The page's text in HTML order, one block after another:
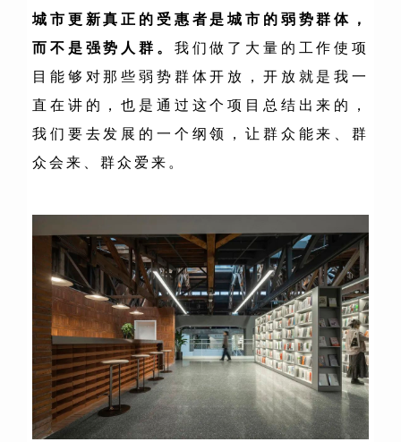
城市更新真正的受惠者是城市的弱势群体 ，
而不是强势人群。 我们做了大量的工作使项
目能够对那些弱势群体开放，开放就是我一
直在讲的，也是通过这个项目总结出来的，
我们要去发展的一个纲领，让群众能来、群
众会来、群众爱来。